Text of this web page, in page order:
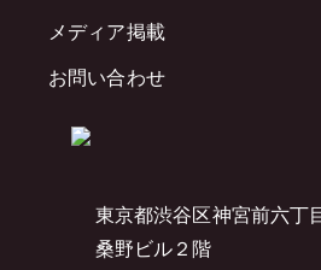
東京都渋谷区神宮前六
桑野ビル２階
メディア掲載
お問い合わせ